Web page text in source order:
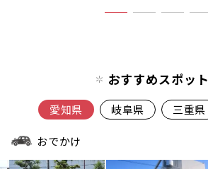
おすすめスポット
愛知県 岐阜県 三重県
おでかけ